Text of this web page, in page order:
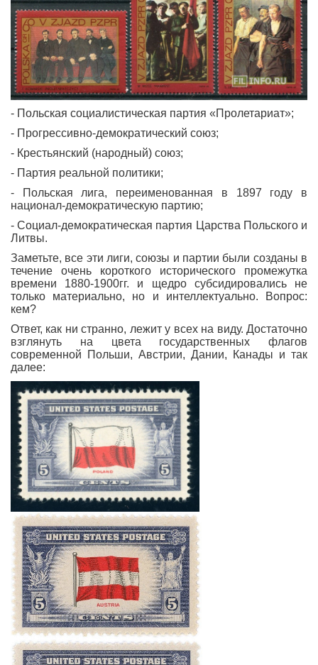
- Польская социалистическая партия «Пролетариат»;
- Прогрессивно-демократический союз;
- Крестьянский (народный) союз;
- Партия реальной политики;
- Польская лига, переименованная в 1897 году в
национал-демократическую партию;
- Социал-демократическая партия Царства Польского и
Литвы.
Заметьте, все эти лиги, союзы и партии были созданы в
течение очень короткого исторического промежутка
времени 1880-1900гг. и щедро субсидировались не
только материально, но и интеллектуально. Вопрос:
кем?
Ответ, как ни странно, лежит у всех на виду. Достаточно
взглянуть на цвета государственных флагов
современной Польши, Австрии, Дании, Канады и так
далее: